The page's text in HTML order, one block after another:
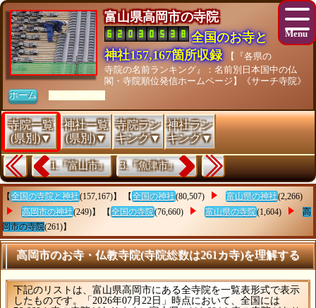
富山県高岡市の寺院
全国のお寺と
神社157,167箇所収録
【『各県の
寺院の名前ランキング』：名前別日本国中の仏
閣・寺院順位発信ホームページ】《サーチ寺院》
ホーム
[As of 26/07/28]
寺院一覧
(県別)▼
神社一覧
(県別)▼
寺院ラン
キング▼
神社ラン
キング▼
1.『富山市』 3.『魚津市』
【 全国の寺院と神社(157,167)】 【 全国の神社(80,507) 富山県の神社(2,266)
高岡市の神社(249)】 【 全国の寺院(76,660) 富山県の寺院(1,604)
高
岡市の寺院(261)】
高岡市のお寺・仏教寺院(寺院総数は261カ寺)を理解する
下記のリストは、富山県高岡市にある全寺院を一覧表形式で表示
したものです。「2026年07月22日」時点において、全国には